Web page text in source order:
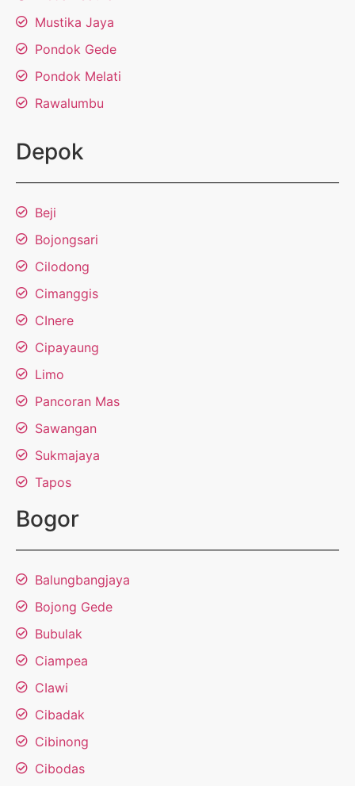
Mustika Jaya
Pondok Gede
Pondok Melati
Rawalumbu
Depok
Beji
Bojongsari
Cilodong
Cimanggis
CInere
Cipayaung
Limo
Pancoran Mas
Sawangan
Sukmajaya
Tapos
Bogor
Balungbangjaya
Bojong Gede
Bubulak
Ciampea
CIawi
Cibadak
Cibinong
Cibodas